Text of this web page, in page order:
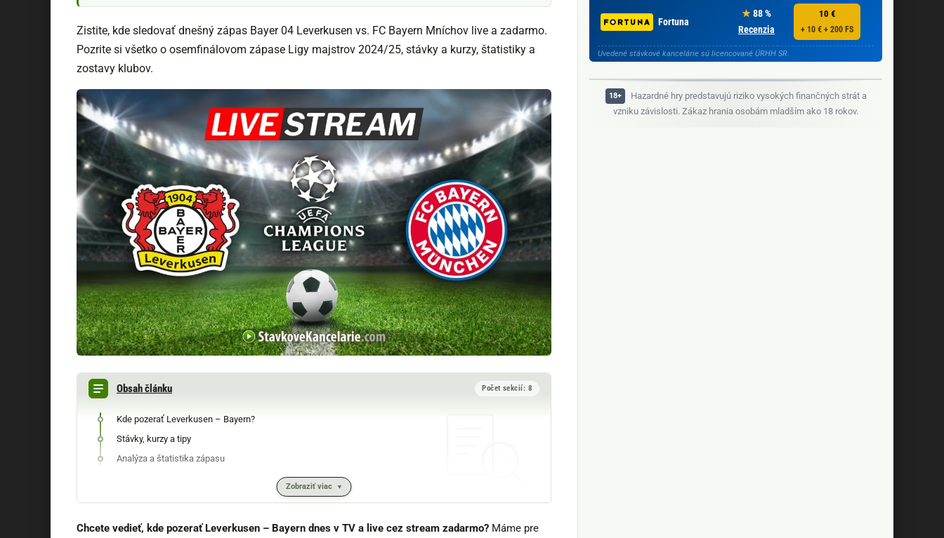
Zistite, kde sledovať dnešný zápas Bayer 04 Leverkusen vs. FC Bayern Mníchov live a zadarmo.
Pozrite si všetko o osemfinálovom zápase Ligy majstrov 2024/25, stávky a kurzy, štatistiky a
zostavy klubov.
Obsah článku Počet sekcií: 8
Kde pozerať Leverkusen – Bayern?
Stávky, kurzy a tipy
Analýza a štatistika zápasu
Zobraziť viac
Chcete vedieť, kde pozerať Leverkusen – Bayern dnes v TV a live cez stream zadarmo? Máme pre
Fortuna
88 %
Recenzia
10 €
+ 10 € + 200 FS
Uvedené stávkové kancelárie sú licencované ÚRHH SR.
Hazardné hry predstavujú riziko vysokých finančných strát a
vzniku závislosti. Zákaz hrania osobám mladším ako 18 rokov.